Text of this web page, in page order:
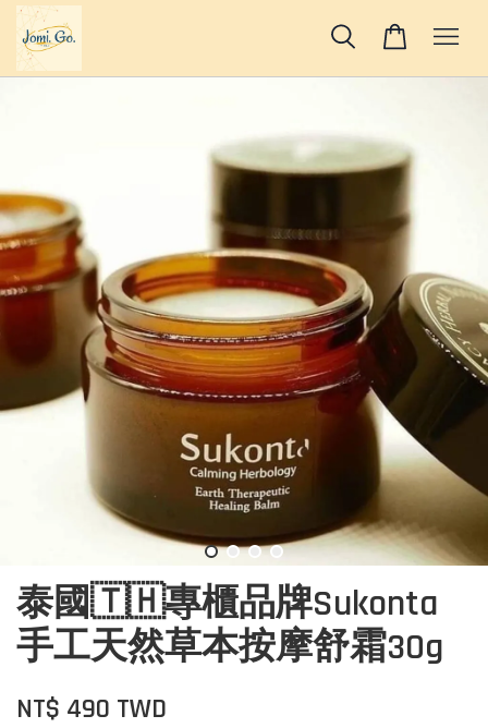
泰國🇹🇭專櫃品牌Sukonta
手工天然草本按摩舒霜30g
NT$ 490 TWD